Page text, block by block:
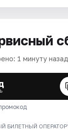
1 минуту назад
ОПЕРАТОР",